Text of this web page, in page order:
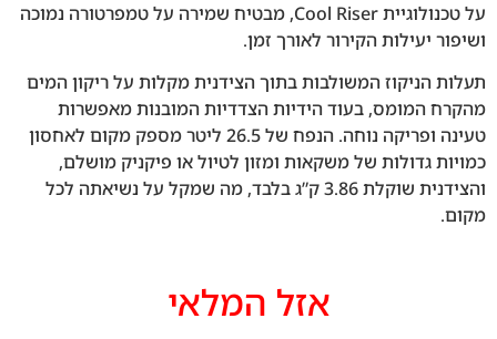
על טכנולוגיית Cool Riser, מבטיח שמירה על טמפרטורה נמוכה
ושיפור יעילות הקירור לאורך זמן.
תעלות הניקוז המשולבות בתוך הצידנית מקלות על ריקון המים
מהקרח המומס, בעוד הידיות הצדדיות המובנות מאפשרות
טעינה ופריקה נוחה. הנפח של 26.5 ליטר מספק מקום לאחסון
כמויות גדולות של משקאות ומזון לטיול או פיקניק מושלם,
והצידנית שוקלת 3.86 ק”ג בלבד, מה שמקל על נשיאתה לכל
מקום.
אזל המלאי